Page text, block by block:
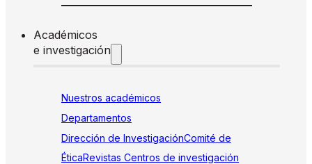
Académicos
e investigación
Nuestros académicos
Departamentos
Dirección de InvestigaciónComité de
ÉticaRevistas Centros de investigación